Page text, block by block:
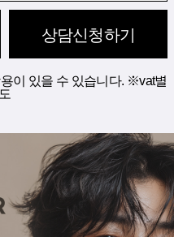
상담신청하기
이 있을 수 있습니다. ※vat별
도